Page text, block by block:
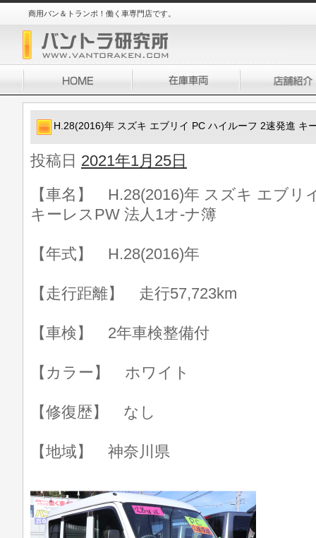
商用バン＆トランポ！働く車専門店です。
H.28(2016)年 スズキ エブリイ PC ハイルーフ 2速発進 キ
投稿日 2021年1月25日
【車名】 H.28(2016)年 スズキ エブリ
キーレスPW 法人1オ-ナ簿
【年式】 H.28(2016)年
【走行距離】 走行57,723km
【車検】 2年車検整備付
【カラー】 ホワイト
【修復歴】 なし
【地域】 神奈川県